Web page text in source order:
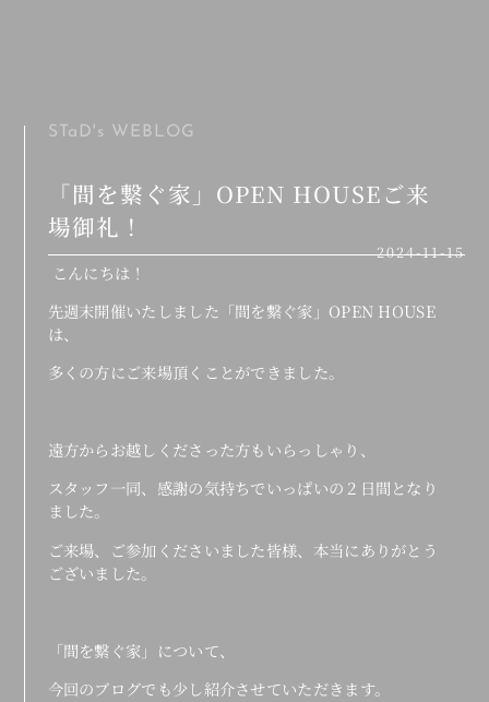
STaD's WEBLOG
「間を繋ぐ家」OPEN HOUSEご来
場御礼！
2024-11-15
こんにちは！
先週末開催いたしました「間を繋ぐ家」OPEN HOUSE
は、
多くの方にご来場頂くことができました。
遠方からお越しくださった方もいらっしゃり、
スタッフ一同、感謝の気持ちでいっぱいの２日間となり
ました。
ご来場、ご参加くださいました皆様、本当にありがとう
ございました。
「間を繋ぐ家」について、
今回のブログでも少し紹介させていただきます。